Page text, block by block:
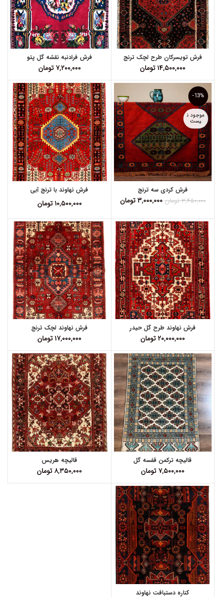
فرش تویسرکان طرح لچک ترنج
۱۴,۵۰۰,۰۰۰تومان
فرش فرادنبه نقشه گل پتو
۷,۲۰۰,۰۰۰ تومان
-13%
موجود ن
یست
فرش کردی سه ترنج
۳,۴۵۰,۰۰۰ تومان ۳,۰۰۰,۰۰۰تومان
فرش نهاوند با ترنج آبی
۱۰,۵۰۰,۰۰۰تومان
فرش نهاوند طرح گل حیدر
۲۰,۰۰۰,۰۰۰تومان
فرش نهاوند لچک ترنج
۱۷,۰۰۰,۰۰۰تومان
قالیچه ترکمن قفسه گل
۷,۵۰۰,۰۰۰ تومان
قالیچه هریس
۸,۳۵۰,۰۰۰ تومان
کناره دستبافت نهاوند